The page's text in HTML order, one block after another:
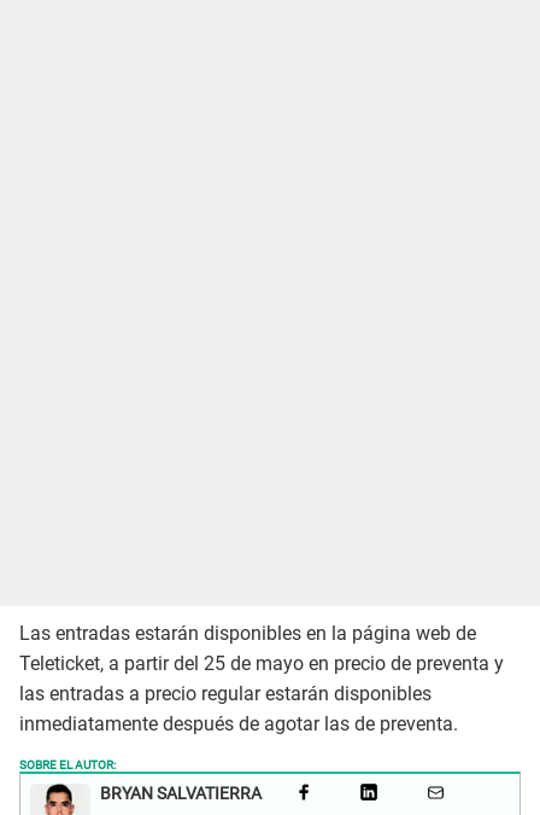
Las entradas estarán disponibles en la página web de
Teleticket, a partir del 25 de mayo en precio de preventa y
las entradas a precio regular estarán disponibles
inmediatamente después de agotar las de preventa.
SOBRE EL AUTOR:
BRYAN SALVATIERRA